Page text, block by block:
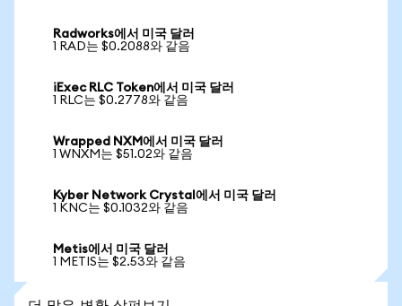
Radworks에서 미국 달러
1 RAD는 $0.2088와 같음
iExec RLC Token에서 미국 달러
1 RLC는 $0.2778와 같음
Wrapped NXM에서 미국 달러
1 WNXM는 $51.02와 같음
Kyber Network Crystal에서 미국 달러
1 KNC는 $0.1032와 같음
Metis에서 미국 달러
1 METIS는 $2.53와 같음